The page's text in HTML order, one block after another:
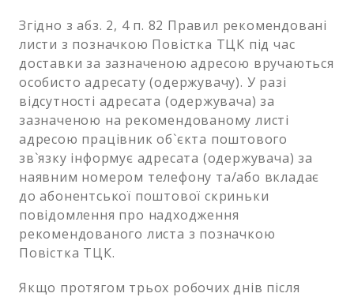
Згідно з абз. 2, 4 п. 82 Правил рекомендовані
листи з позначкою Повістка ТЦК під час
доставки за зазначеною адресою вручаються
особисто адресату (одержувачу). У разі
відсутності адресата (одержувача) за
зазначеною на рекомендованому листі
адресою працівник об`єкта поштового
зв`язку інформує адресата (одержувача) за
наявним номером телефону та/або вкладає
до абонентської поштової скриньки
повідомлення про надходження
рекомендованого листа з позначкою
Повістка ТЦК.
Якщо протягом трьох робочих днів після